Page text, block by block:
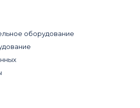
оборудование